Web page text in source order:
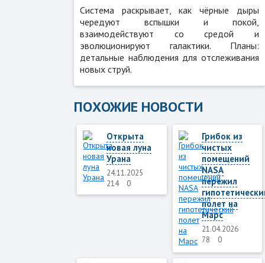
Система раскрывает, как чёрные дыры
чередуют вспышки и покой,
взаимодействуют со средой и
эволюционируют галактики. Планы:
детальные наблюдения для отслеживания
новых струй.
ПОХОЖИЕ НОВОСТИ
Открыта
новая луна
Урана
24.11.2025
214
0
Грибок из
чистых
помещений
NASA
пережил
полет на
Марс
21.04.2026
78
0